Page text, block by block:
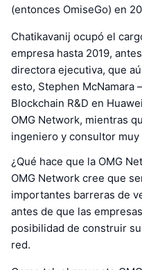
(entonces OmiseGo) en
Chatikavanij ocupó el
empresa hasta 2019,
directora ejecutiva, que
esto, Stephen
Blockchain R&D en
OMG Network, mientras
ingeniero y consultor muy
¿Qué hace que la OMG
OMG Network cree que
importantes barreras de
antes de que las
posibilidad de construir
red.